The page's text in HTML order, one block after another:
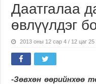
Даатгалаа
өвлүүлдэг
2013 оны 12 сар 4 / 12 цаг
-Зөвхөн өөрийнхөө